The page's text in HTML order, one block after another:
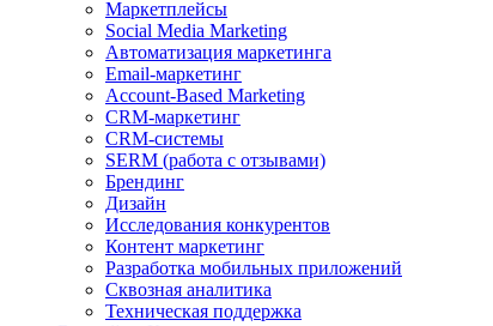
Маркетплейсы
Social Media Marketing
Автоматизация маркетинга
Email-маркетинг
Account-Based Marketing
CRM-маркетинг
CRM-системы
SERM (работа с отзывами)
Брендинг
Дизайн
Исследования конкурентов
Контент маркетинг
Разработка мобильных приложений
Сквозная аналитика
Техническая поддержка